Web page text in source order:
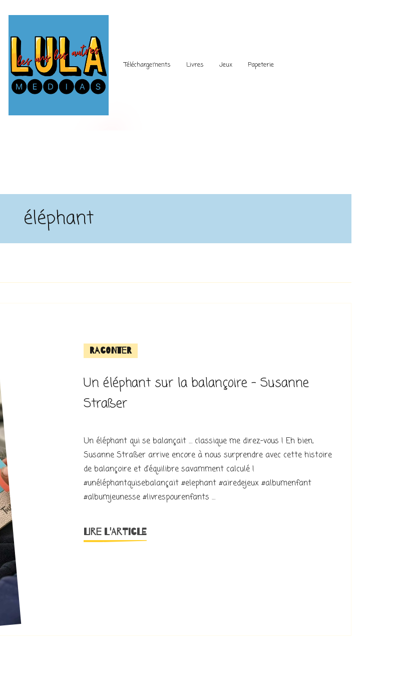
Téléchargements Livres Jeux Papeterie
éléphant
Raconter
Un éléphant sur la balançoire – Susanne
Straßer
Un éléphant qui se balançait … classique me direz-vous ! Eh bien,
Susanne Straßer arrive encore à nous surprendre avec cette histoire
de balançoire et d’équilibre savamment calculé !
#unéléphantquisebalançait #elephant #airedejeux #albumenfant
#albumjeunesse #livrespourenfants …
LIRE L'ARTICLE